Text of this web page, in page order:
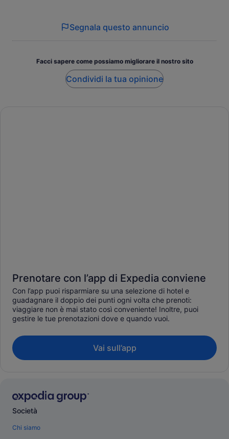
Segnala questo annuncio
Facci sapere come possiamo migliorare il nostro sito
Condividi la tua opinione
Prenotare con l’app di Expedia conviene
Con l’app puoi risparmiare su una selezione di hotel e
guadagnare il doppio dei punti ogni volta che prenoti:
viaggiare non è mai stato così conveniente! Inoltre, puoi
gestire le tue prenotazioni dove e quando vuoi.
Vai sull’app
Società
Chi siamo